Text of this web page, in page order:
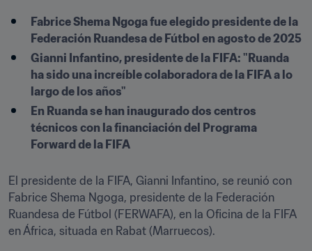
Fabrice Shema Ngoga fue elegido presidente de la
Federación Ruandesa de Fútbol en agosto de 2025
Gianni Infantino, presidente de la FIFA: "Ruanda
ha sido una increíble colaboradora de la FIFA a lo
largo de los años"
En Ruanda se han inaugurado dos centros
técnicos con la financiación del Programa
Forward de la FIFA
El presidente de la FIFA, Gianni Infantino, se reunió con
Fabrice Shema Ngoga, presidente de la Federación
Ruandesa de Fútbol (FERWAFA), en la Oficina de la FIFA
en África, situada en Rabat (Marruecos).